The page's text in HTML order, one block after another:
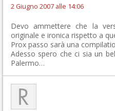
2 Giugno 2007 alle 14:06
Devo ammettere che la
originale e ironica rispetto a
Prox passo sarà una
Adesso spero che ci sia un
Palermo…